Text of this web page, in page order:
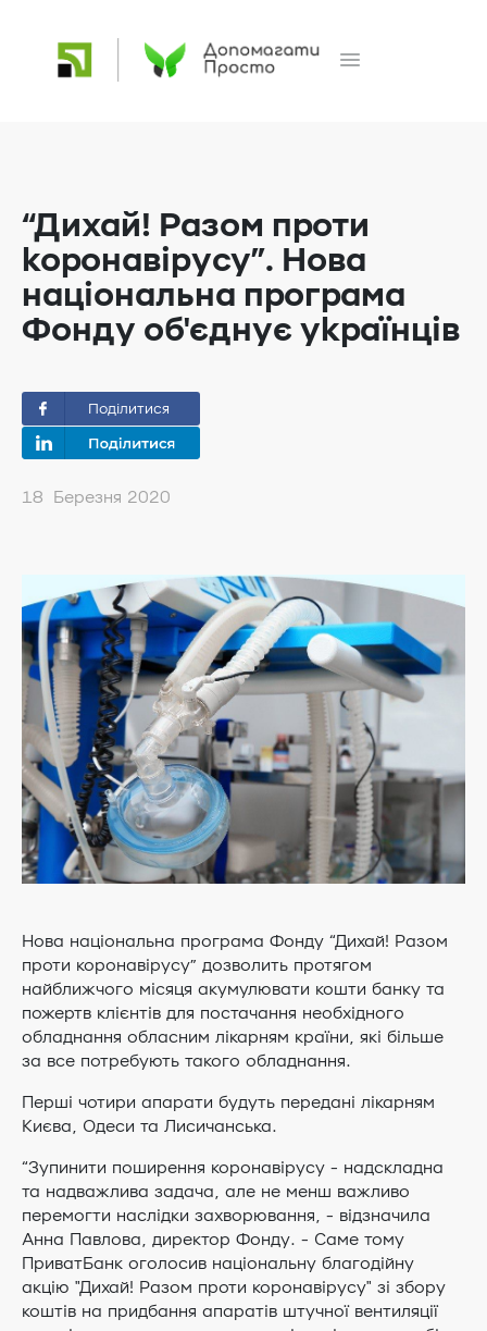
“Дихай! Разом проти
коронавірусу”. Нова
національна програма
Фонду об'єднує українців
Поділитися
18 Березня 2020
Нова національна програма Фонду “Дихай! Разом
проти коронавірусу” дозволить протягом
найближчого місяця акумулювати кошти банку та
пожертв клієнтів для постачання необхідного
обладнання обласним лікарням країни, які більше
за все потребують такого обладнання.
Перші чотири апарати будуть передані лікарням
Києва, Одеси та Лисичанська.
“Зупинити поширення коронавірусу - надскладна
та надважлива задача, але не менш важливо
перемогти наслідки захворювання, - відзначила
Анна Павлова, директор Фонду. - Саме тому
ПриватБанк оголосив національну благодійну
акцію "Дихай! Разом проти коронавірусу" зі збору
коштів на придбання апаратів штучної вентиляції